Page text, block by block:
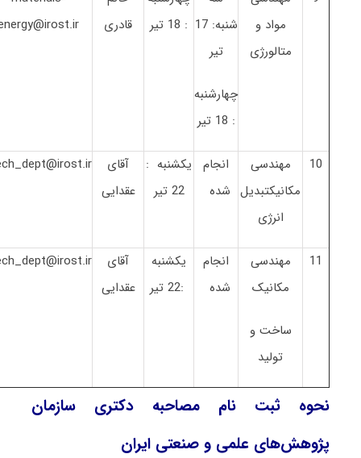
مواد و
متالورژی
شنبه: 17
تیر
چهارشنبه
: 18 تیر
: 18 تیر
قادری
10
مهندسی
مکانیکتبدیل
انرژی
انجام
شده
یکشنبه :
22 تیر
آقای
عقدایی
11
مهندسی
مکانیک
ساخت و
تولید
انجام
شده
یکشنبه
:22 تیر
آقای
عقدایی
نحوه ثبت نام مصاحبه دکتری سازمان
پژوهش‌های علمی و صنعتی ایران